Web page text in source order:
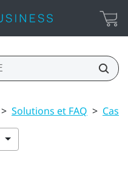
> Solutions et FAQ >